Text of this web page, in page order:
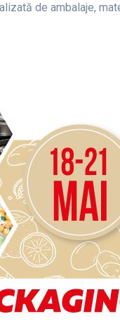
de ambalaje,